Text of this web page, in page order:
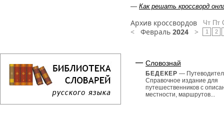
— Как решать кроссворд
Архив кроссвордов
< Февраль 2024 >
Чт
1
Пт
2
Словознай
БЕДЕКЕР —
Справочное издание для
путешественников с
местности, маршрутов...